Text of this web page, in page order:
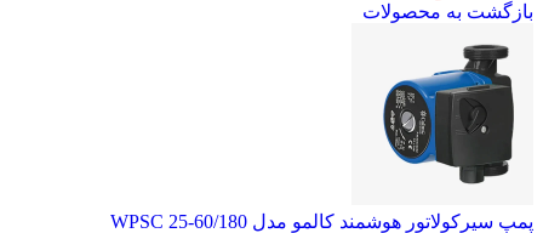
بازگشت به محصولات
پمپ سیرکولاتور هوشمند کالمو مدل WPSC 25-60/180